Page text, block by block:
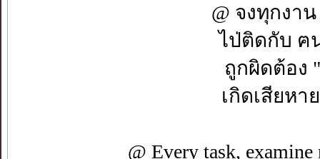
@ จงทุกงา
ไป่ติดกับ ฅ
ถูกผิดต้อง
เกิดเสียหา
@ Every task,